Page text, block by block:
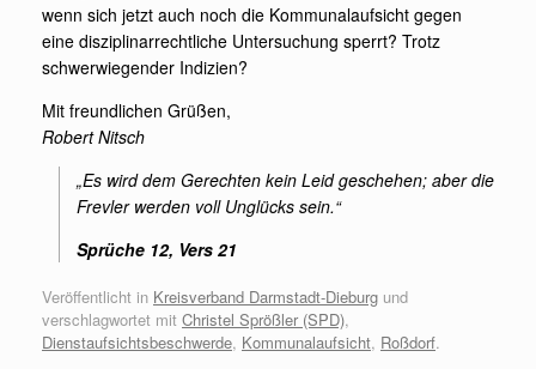
wenn sich jetzt auch noch die Kommunalaufsicht gegen
eine disziplinarrechtliche Untersuchung sperrt? Trotz
schwerwiegender Indizien?
Mit freundlichen Grüßen,
Robert Nitsch
„Es wird dem Gerechten kein Leid geschehen; aber die
Frevler werden voll Unglücks sein.“
Sprüche 12, Vers 21
Veröffentlicht in Kreisverband Darmstadt-Dieburg und
verschlagwortet mit Christel Sprößler (SPD),
Dienstaufsichtsbeschwerde, Kommunalaufsicht, Roßdorf.